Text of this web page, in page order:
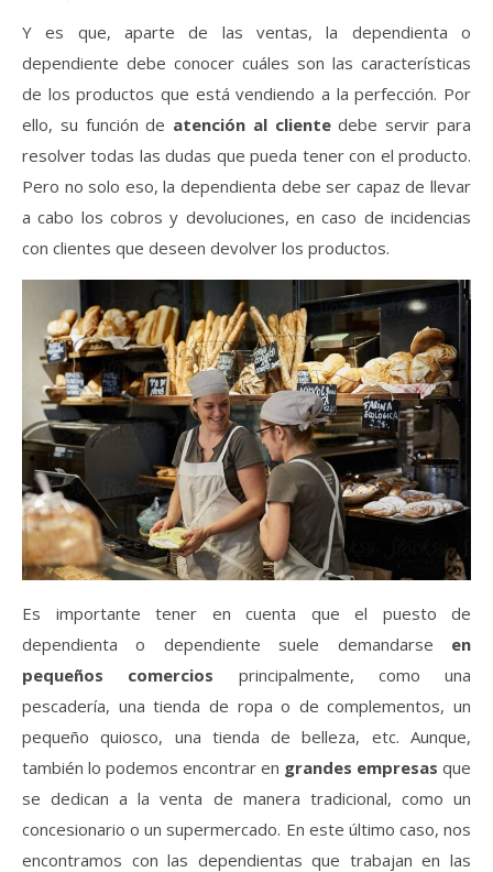
Y es que, aparte de las ventas, la dependienta o
dependiente debe conocer cuáles son las características
de los productos que está vendiendo a la perfección. Por
ello, su función de atención al clientedebe servir para
resolver todas las dudas que pueda tener con el producto.
Pero no solo eso, la dependienta debe ser capaz de llevar
a cabo los cobros y devoluciones, en caso de incidencias
con clientes que deseen devolver los productos.
Es importante tener en cuenta que el puesto de
dependienta o dependiente suele demandarse en
pequeños comercios principalmente, como una
pescadería, una tienda de ropa o de complementos, un
pequeño quiosco, una tienda de belleza, etc. Aunque,
también lo podemos encontrar en grandes empresas que
se dedican a la venta de manera tradicional, como un
concesionario o un supermercado. En este último caso, nos
encontramos con las dependientas que trabajan en las